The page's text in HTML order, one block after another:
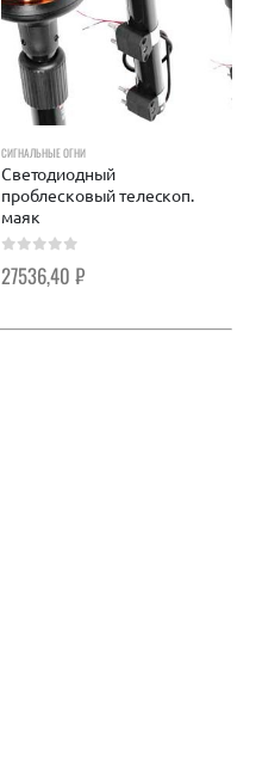
СИГНАЛЬНЫЕ ОГНИ
Светодиодный
проблесковый телескоп.
маяк
27536,40 ₽